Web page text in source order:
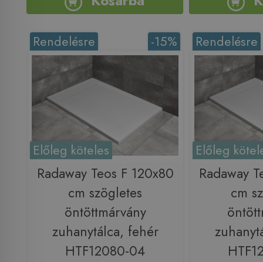
-15%
Rendelésre
Előleg köteles
Radaway Teos F 120x80
cm szögletes
öntöttmárvány
zuhanytálca, fehér
HTF12080-04
Rendelésre
Előleg
Radaway
cm